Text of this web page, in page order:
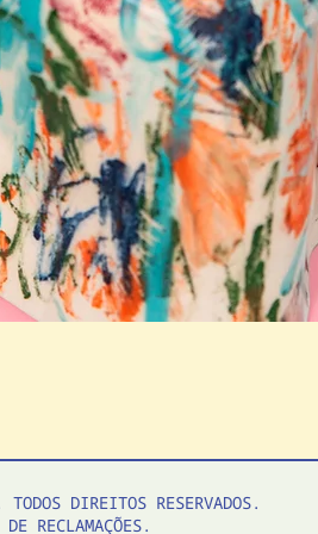
DIREITOS RESERVADOS.
RECLAMAÇÕES.